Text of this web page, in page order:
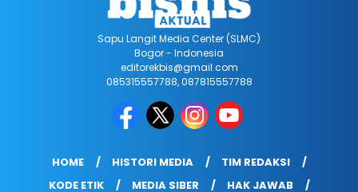
Sapu Langit Media Center (SLMC)
Bogor - Indonesia
editorekbis@gmail.com
085315557788, 087815557788
HOME HISTORI MEDIA
TIM REDAKSI
KODE ETIK
MEDIA SIBER HAK JAWAB